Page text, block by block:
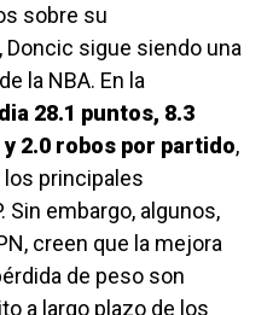
sobre su
sigue siendo una
la NBA. En la
28.1 puntos, 8.3
2.0 robos por partido,
principales
Sin embargo, algunos,
creen que la mejora
de peso son
a largo plazo de los